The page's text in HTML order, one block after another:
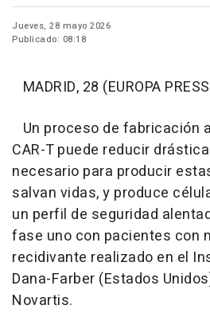
Jueves, 28 mayo 2026
Publicado: 08:18
MADRID, 28 (EUROPA
Un proceso de fabricación
CAR-T puede reducir
necesario para producir
salvan vidas, y produce
un perfil de seguridad
fase uno con pacientes con
recidivante realizado en el
Dana-Farber (Estados
Novartis.